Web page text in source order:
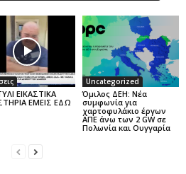
ΕΙΚΑΣΤΙΚΑ
ΕΜΕΙΣ ΕΔΩ
Uncategorized
Όμιλος ΔΕΗ: Νέα
συμφωνία για
χαρτοφυλάκιο έργων
ΑΠΕ άνω των 2 GW σε
Πολωνία και Ουγγαρία